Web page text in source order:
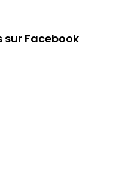
sur Facebook